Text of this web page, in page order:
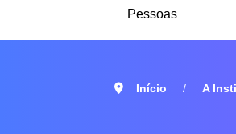
Pessoas
Início A